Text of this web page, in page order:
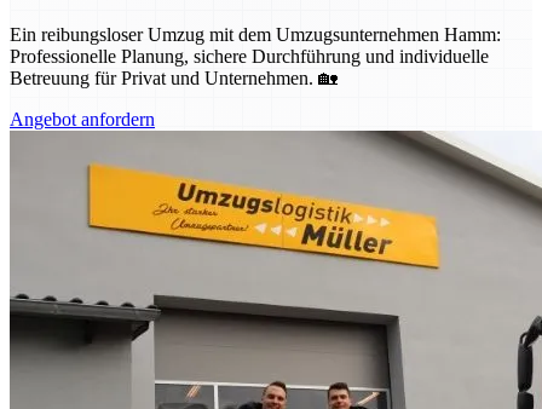
Ein reibungsloser Umzug mit dem Umzugsunternehmen Hamm:
Professionelle Planung, sichere Durchführung und individuelle
Betreuung für Privat und Unternehmen. 🏡
Angebot anfordern